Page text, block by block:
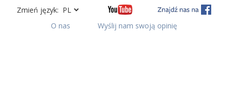
Zmień język:
O nas
Wyślij nam swoją opinię